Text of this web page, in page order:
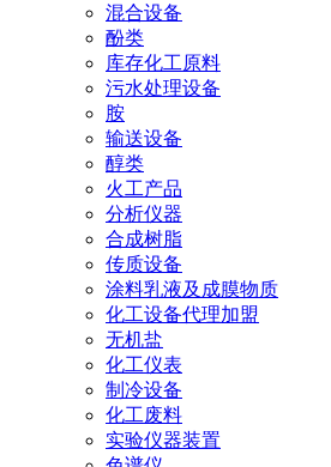
混合设备
酚类
库存化工原料
污水处理设备
胺
输送设备
醇类
火工产品
分析仪器
合成树脂
传质设备
涂料乳液及成膜物质
化工设备代理加盟
无机盐
化工仪表
制冷设备
化工废料
实验仪器装置